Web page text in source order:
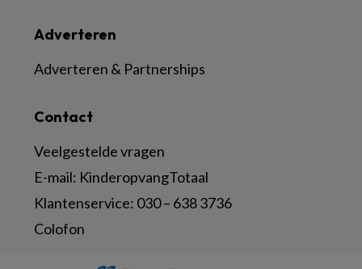
Contact
Veelgestelde vragen
E-mail: KinderopvangTotaal
Klantenservice: 030 – 638 3736
Colofon
Adverteren
Adverteren & Partnerships